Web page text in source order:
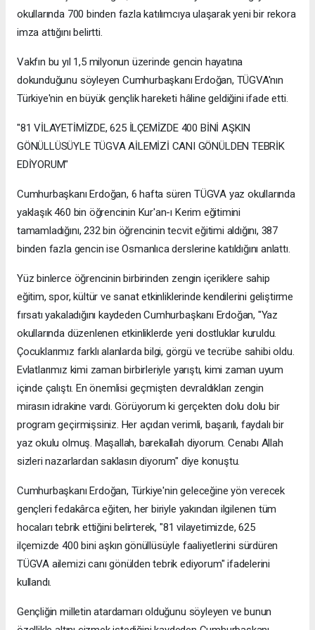
okullarında 700 binden fazla katılımcıya ulaşarak yeni bir rekora
imza attığını belirtti.
Vakfın bu yıl 1,5 milyonun üzerinde gencin hayatına
dokunduğunu söyleyen Cumhurbaşkanı Erdoğan, TÜGVA'nın
Türkiye'nin en büyük gençlik hareketi hâline geldiğini ifade etti.
"81 VİLAYETİMİZDE, 625 İLÇEMİZDE 400 BİNİ AŞKIN
GÖNÜLLÜSÜYLE TÜGVA AİLEMİZİ CANI GÖNÜLDEN TEBRİK
EDİYORUM"
Cumhurbaşkanı Erdoğan, 6 hafta süren TÜGVA yaz okullarında
yaklaşık 460 bin öğrencinin Kur'an-ı Kerim eğitimini
tamamladığını, 232 bin öğrencinin tecvit eğitimi aldığını, 387
binden fazla gencin ise Osmanlıca derslerine katıldığını anlattı.
Yüz binlerce öğrencinin birbirinden zengin içeriklere sahip
eğitim, spor, kültür ve sanat etkinliklerinde kendilerini geliştirme
fırsatı yakaladığını kaydeden Cumhurbaşkanı Erdoğan, "Yaz
okullarında düzenlenen etkinliklerde yeni dostluklar kuruldu.
Çocuklarımız farklı alanlarda bilgi, görgü ve tecrübe sahibi oldu.
Evlatlarımız kimi zaman birbirleriyle yarıştı, kimi zaman uyum
içinde çalıştı. En önemlisi geçmişten devraldıkları zengin
mirasın idrakine vardı. Görüyorum ki gerçekten dolu dolu bir
program geçirmişsiniz. Her açıdan verimli, başarılı, faydalı bir
yaz okulu olmuş. Maşallah, barekallah diyorum. Cenabı Allah
sizleri nazarlardan saklasın diyorum" diye konuştu.
Cumhurbaşkanı Erdoğan, Türkiye'nin geleceğine yön verecek
gençleri fedakârca eğiten, her biriyle yakından ilgilenen tüm
hocaları tebrik ettiğini belirterek, "81 vilayetimizde, 625
ilçemizde 400 bini aşkın gönüllüsüyle faaliyetlerini sürdüren
TÜGVA ailemizi canı gönülden tebrik ediyorum" ifadelerini
kullandı.
Gençliğin milletin atardamarı olduğunu söyleyen ve bunun